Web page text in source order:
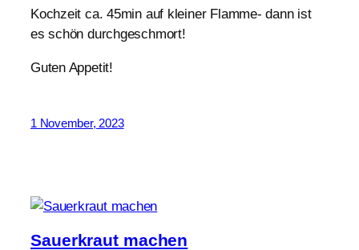
Kochzeit ca. 45min auf kleiner Flamme- dann ist
es schön durchgeschmort!
Guten Appetit!
1 November, 2023
Sauerkraut machen